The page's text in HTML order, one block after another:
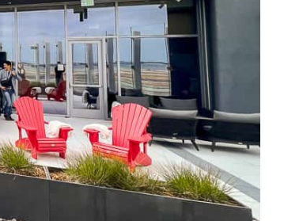
des cookies